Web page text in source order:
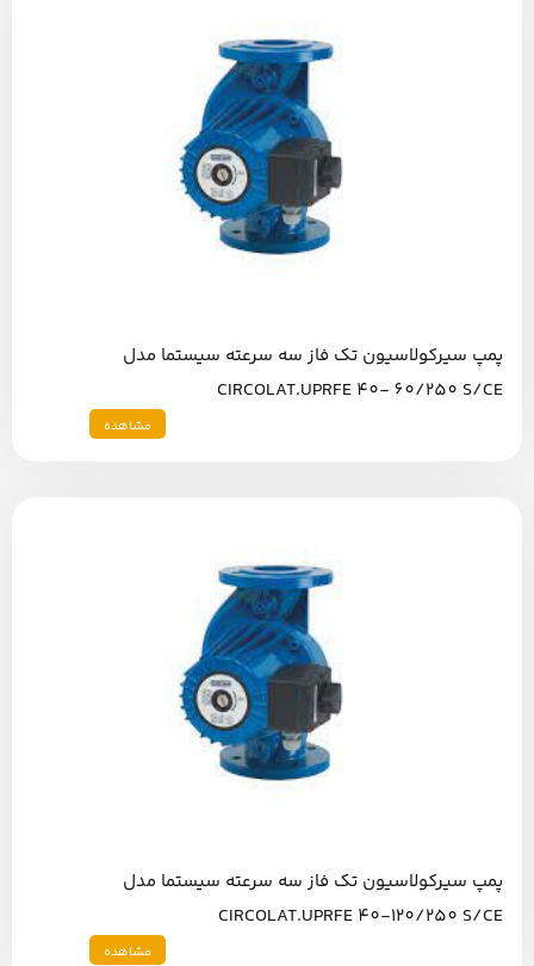
پمپ سیرکولاسیون تک فاز سه سرعته سیستما مدل
CIRCOLAT.UPRFE 40- 60/250 S/CE
مشاهده
پمپ سیرکولاسیون تک فاز سه سرعته سیستما مدل
CIRCOLAT.UPRFE 40-120/250 S/CE
مشاهده